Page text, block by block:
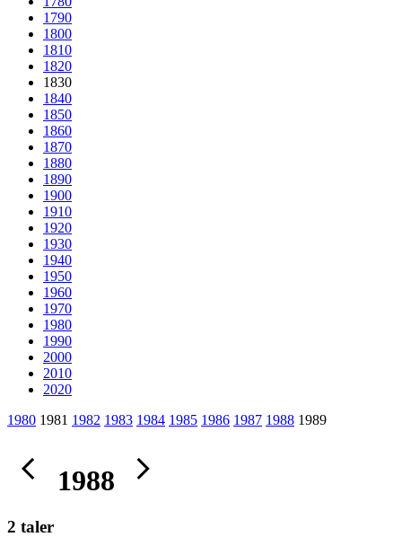
1790
1800
1810
1820
1830
1840
1850
1860
1870
1880
1890
1900
1910
1920
1930
1940
1950
1960
1970
1980
1990
2000
2010
2020
1980 1981 1982 1983 1984 1985 1986 1987 1988 1989
1988
2 taler